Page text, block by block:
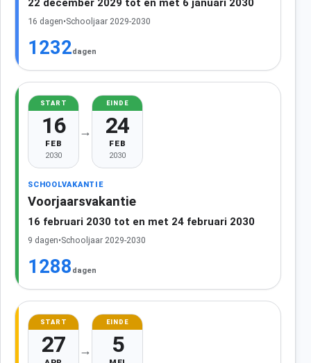
22 december 2029 tot en met 6 januari 2030
16 dagen•Schooljaar 2029-2030
1232dagen
START
16
FEB
2030
→
EINDE
24
FEB
2030
SCHOOLVAKANTIE
Voorjaarsvakantie
16 februari 2030 tot en met 24 februari 2030
9 dagen•Schooljaar 2029-2030
1288 dagen
START
27 →
EINDE
5